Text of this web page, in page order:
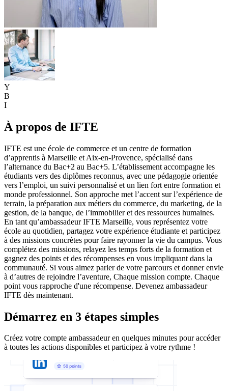
Y
B
I
À propos de IFTE
IFTE est une école de commerce et un centre de formation
d’apprentis à Marseille et Aix-en-Provence, spécialisé dans
l’alternance du Bac+2 au Bac+5. L’établissement accompagne les
étudiants vers des diplômes reconnus, avec une pédagogie orientée
vers l’emploi, un suivi personnalisé et un lien fort entre formation et
monde professionnel. Son approche met l’accent sur l’expérience de
terrain, la préparation aux métiers du commerce, du marketing, de la
gestion, de la banque, de l’immobilier et des ressources humaines.
En tant qu’ambassadeur IFTE Marseille, vous représentez votre
école au quotidien, partagez votre expérience étudiante et participez
à des missions concrètes pour faire rayonner la vie du campus. Vous
complétez des missions, relayez les temps forts de la formation et
gagnez des points et des récompenses en vous impliquant dans la
communauté. Si vous aimez parler de votre parcours et donner envie
à d’autres de rejoindre l’aventure, Chaque mission compte. Chaque
point vous rapproche d'une récompense. Devenez ambassadeur
IFTE dès maintenant.
Démarrez en 3 étapes simples
Créez votre compte ambassadeur en quelques minutes pour accéder
à toutes les actions disponibles et participez à votre rythme !